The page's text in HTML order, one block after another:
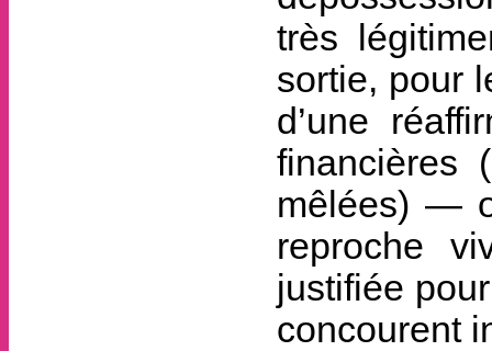
très
sortie, pour
d’une
financières
mêlées) —
reproche
justifiée
concourent